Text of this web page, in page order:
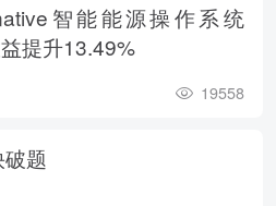
智能能源操作系统
提升13.49%
19558
题